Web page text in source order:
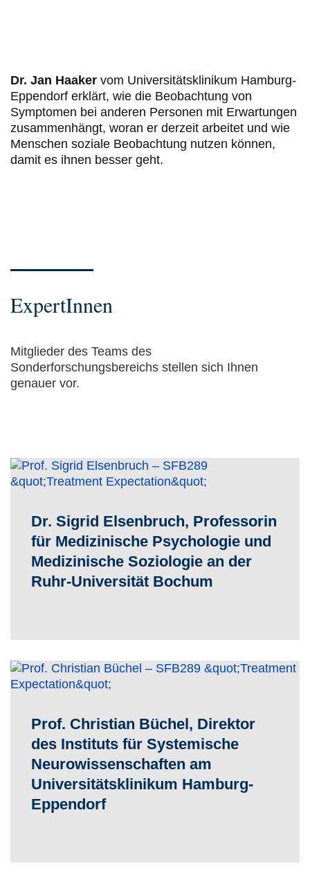
Dr. Jan Haaker vom Universitätsklinikum Hamburg-
Eppendorf erklärt, wie die Beobachtung von
Symptomen bei anderen Personen mit Erwartungen
zusammenhängt, woran er derzeit arbeitet und wie
Menschen soziale Beobachtung nutzen können,
damit es ihnen besser geht.
ExpertInnen
Mitglieder des Teams des
Sonderforschungsbereichs stellen sich Ihnen
genauer vor.
Dr. Sigrid Elsenbruch, Professorin
für Medizinische Psychologie und
Medizinische Soziologie an der
Ruhr-Universität Bochum
Prof. Christian Büchel, Direktor
des Instituts für Systemische
Neurowissenschaften am
Universitätsklinikum Hamburg-
Eppendorf